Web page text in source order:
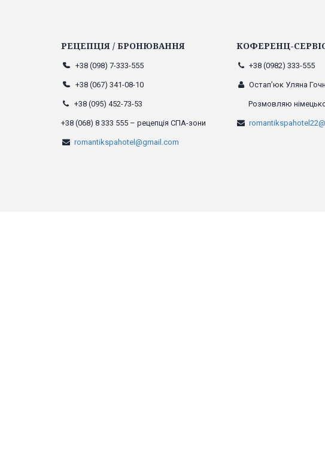
РЕЦЕПЦІЯ / БРОНЮВАННЯ
+38 (098) 7-333-555
+38 (067) 341-08-10
+38 (095) 452-73-53
+38 (068) 8 333 555 – рецепція СПА-зони
romantikspahotel@gmail.com
КОФЕРЕНЦ-
+38 (0982) 333-555
Остап’юк Уляна
Розмовляю